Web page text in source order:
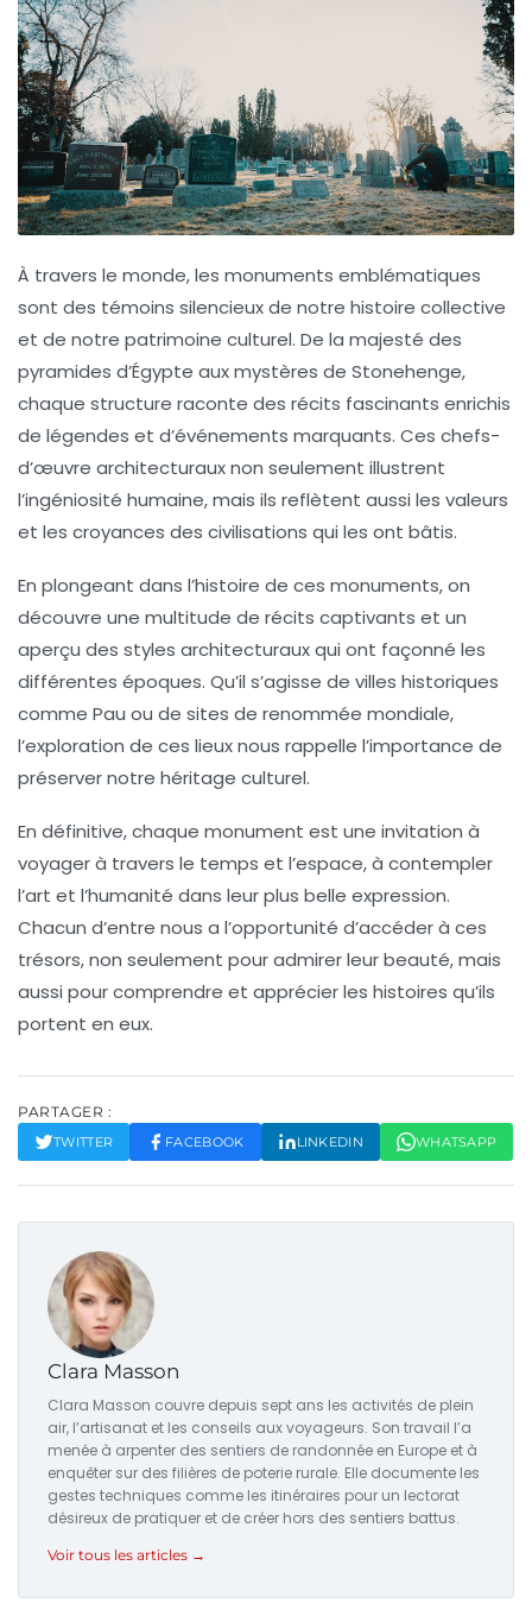
À travers le monde, les monuments emblématiques
sont des témoins silencieux de notre histoire collective
et de notre patrimoine culturel. De la majesté des
pyramides d’Égypte aux mystères de Stonehenge,
chaque structure raconte des récits fascinants enrichis
de légendes et d’événements marquants. Ces chefs-
d’œuvre architecturaux non seulement illustrent
l’ingéniosité humaine, mais ils reflètent aussi les valeurs
et les croyances des civilisations qui les ont bâtis.
En plongeant dans l’histoire de ces monuments, on
découvre une multitude de récits captivants et un
aperçu des styles architecturaux qui ont façonné les
différentes époques. Qu’il s’agisse de villes historiques
comme Pau ou de sites de renommée mondiale,
l’exploration de ces lieux nous rappelle l’importance de
préserver notre héritage culturel.
En définitive, chaque monument est une invitation à
voyager à travers le temps et l’espace, à contempler
l’art et l’humanité dans leur plus belle expression.
Chacun d’entre nous a l’opportunité d’accéder à ces
trésors, non seulement pour admirer leur beauté, mais
aussi pour comprendre et apprécier les histoires qu’ils
portent en eux.
PARTAGER :
TWITTER FACEBOOK LINKEDIN WHATSAPP
Clara Masson
Clara Masson couvre depuis sept ans les activités de plein
air, l’artisanat et les conseils aux voyageurs. Son travail l’a
menée à arpenter des sentiers de randonnée en Europe et à
enquêter sur des filières de poterie rurale. Elle documente les
gestes techniques comme les itinéraires pour un lectorat
désireux de pratiquer et de créer hors des sentiers battus.
Voir tous les articles →